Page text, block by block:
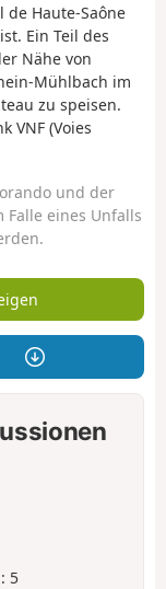
de Haute-Saône
Ein Teil des
Nähe von
Mühl­bach im
zu speisen.
VNF (Voies
und der
eines Unfalls
5